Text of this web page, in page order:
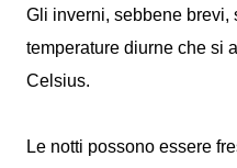
Gli inverni, sebbene brevi,
temperature diurne che si
Celsius.
Le notti possono essere